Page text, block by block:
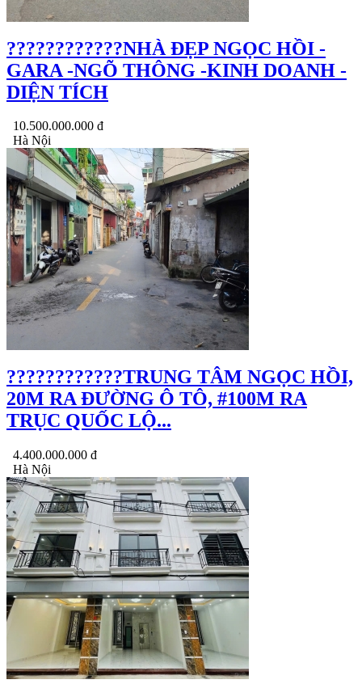
????????????NHÀ ĐẸP NGỌC HỒI -
GARA -NGÕ THÔNG -KINH DOANH -
DIỆN TÍCH
10.500.000.000 đ
Hà Nội
????????????TRUNG TÂM NGỌC HỒI,
20M RA ĐƯỜNG Ô TÔ, #100M RA
TRỤC QUỐC LỘ...
4.400.000.000 đ
Hà Nội